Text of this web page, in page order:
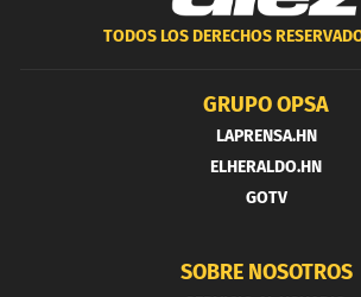
TODOS LOS DERECHOS
GRUPO OPSA
LAPRENSA.HN
ELHERALDO.HN
GOTV
SOBRE NOSOTROS